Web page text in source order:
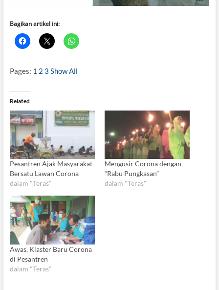
Bagikan artikel ini:
Pages: 1 2 3 Show All
Related
Pesantren Ajak Masyarakat
Bersatu Lawan Corona
dalam "Teras"
Mengusir Corona dengan
“Rabu Pungkasan”
dalam "Teras"
Awas, Klaster Baru Corona
di Pesantren
dalam "Teras"